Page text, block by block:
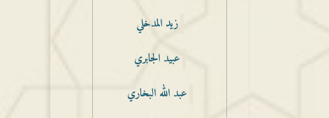
زيد المدخلي
عبيد الجابري
عبد الله البخاري